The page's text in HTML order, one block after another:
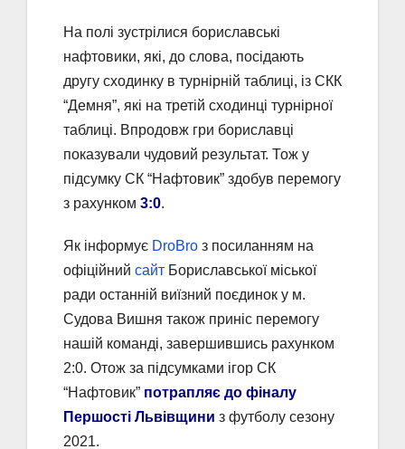
На полі зустрілися бориславські
нафтовики, які, до слова, посідають
другу сходинку в турнірній таблиці, із СКК
“Демня”, які на третій сходинці турнірної
таблиці. Впродовж гри бориславці
показували чудовий результат. Тож у
підсумку СК “Нафтовик” здобув перемогу
з рахунком 3:0.
Як інформує DroBro з посиланням на
офіційний сайт Бориславської міської
ради останній виїзний поєдинок у м.
Судова Вишня також приніс перемогу
нашій команді, завершившись рахунком
2:0. Отож за підсумками ігор СК
“Нафтовик” потрапляє до фіналу
Першості Львівщини з футболу сезону
2021.